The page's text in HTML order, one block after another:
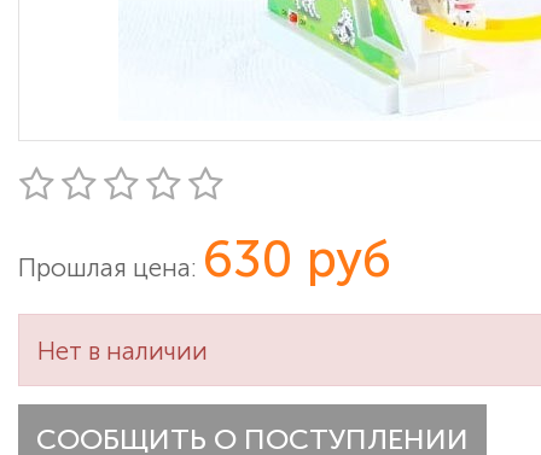
Прошлая цена: 630 руб
Нет в наличии
СООБЩИТЬ О ПОСТУПЛЕНИИ